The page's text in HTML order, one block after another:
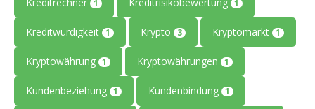
1 1
Kreditwürdigkeit 1 Krypto 3 Kryptomarkt 1
Kryptowährung 1 Kryptowährungen 1
Kundenbeziehung 1 Kundenbindung 1